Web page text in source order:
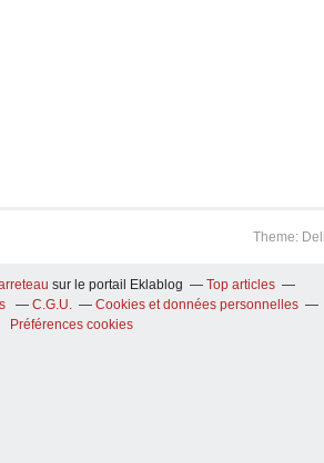
Theme:
sur le portail Eklablog
Top articles
C.G.U.
Cookies et données personnelles
Préférences cookies